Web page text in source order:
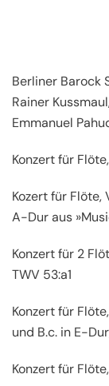
Berliner Barock
Rainer
Emmanuel
Konzert für
Kozert für Flöte,
A-Dur aus
Konzert für 2
TWV 53:a1
Konzert für
und B.c. in E-
Konzert für